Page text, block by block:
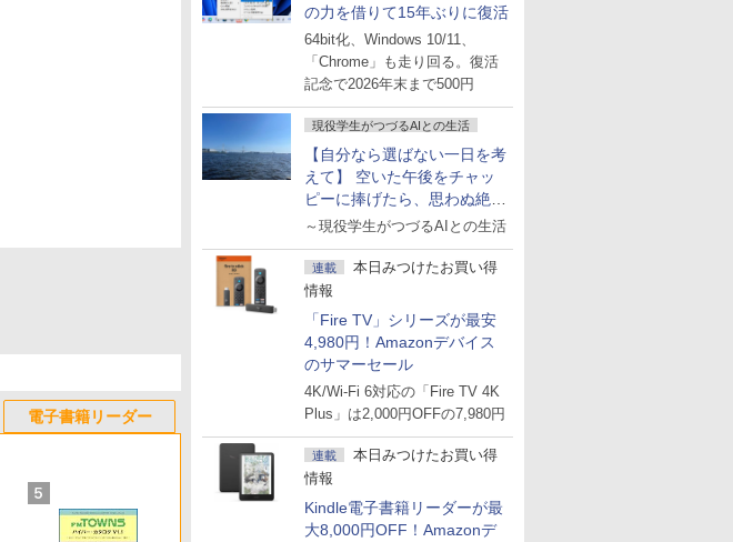
の力を借りて15年ぶりに復活
64bit化、Windows 10/11、
「Chrome」も走り回る。復活
記念で2026年末まで500円
現役学生がつづるAIとの生活
【自分なら選ばない一日を考
えて】 空いた午後をチャッ
ピーに捧げたら、思わぬ絶景
に出会った話
～現役学生がつづるAIとの生活
連載
本日みつけたお買い得
情報
「Fire TV」シリーズが最安
4,980円！Amazonデバイス
のサマーセール
4K/Wi-Fi 6対応の「Fire TV 4K
Plus」は2,000円OFFの7,980円
連載
本日みつけたお買い得
情報
Kindle電子書籍リーダーが最
大8,000円OFF！Amazonデ
電子書籍リーダー